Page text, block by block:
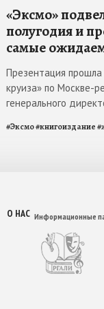
«Эксмо»
полугодия и
самые
Презентация
круиза» по Москве-
генерального
#Эксмо#книгоиздание#
О НАС Информационные